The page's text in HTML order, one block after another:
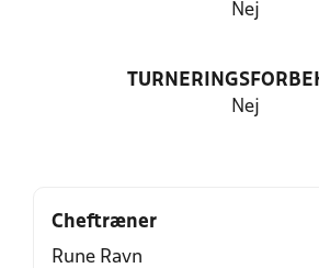
Nej
Nej
Cheftræner
Rune Ravn